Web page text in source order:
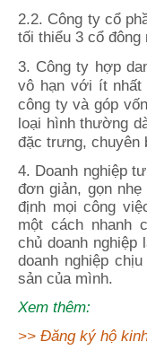
2.2. Công ty cổ
tối thiểu 3 cổ
3. Công ty hợp
vô hạn với ít nhất
công ty và góp
loại hình thường
đặc trưng, chuyên
4. Doanh nghiệp
đơn giản, gọn
định mọi công
một cách nhanh
chủ doanh
doanh nghiệp
sản của mình.
Xem thêm:
>> Đăng ký hộ